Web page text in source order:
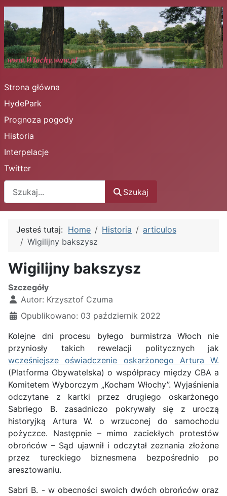
Strona główna
HydePark
Prognoza pogody
Historia
Interpelacje
Twitter
Szukaj
Jesteś tutaj: Home Historia
articulos
Wigilijny bakszysz
Wigilijny bakszysz
Szczegóły
Autor: Krzysztof Czuma
Opublikowano: 03 październik 2022
Kolejne dni procesu byłego burmistrza Włoch nie
przyniosły takich rewelacji politycznych jak
wcześniejsze oświadczenie oskarżonego Artura W.
(Platforma Obywatelska) o współpracy między CBA a
Komitetem Wyborczym „Kocham Włochy”. Wyjaśnienia
odczytane z kartki przez drugiego oskarżonego
Sabriego B. zasadniczo pokrywały się z uroczą
historyjką Artura W. o wrzuconej do samochodu
pożyczce. Następnie – mimo zaciekłych protestów
obrońców – Sąd ujawnił i odczytał zeznania złożone
przez tureckiego biznesmena bezpośrednio po
aresztowaniu.
Sabri B. - w obecności swoich dwóch obrońców oraz